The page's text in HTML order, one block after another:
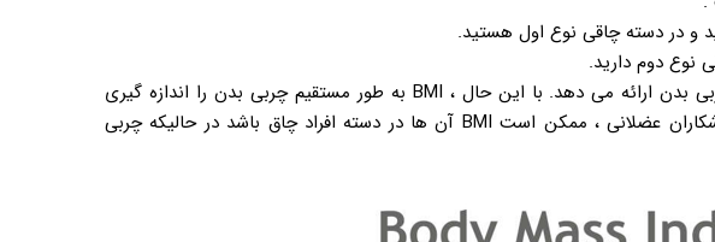
برای بیشتر افراد ، BMI تخمین معقولی از چربی بدن ارائه می دهد. با این حال ، BMI به طور مستقیم چربی بدن را اندازه گیری
نمی کند ، بنابراین برخی از افراد ، مانند ورزشکاران عضلانی ، ممکن است BMI آن ها در دسته افراد چاق باشد در حالیکه چربی